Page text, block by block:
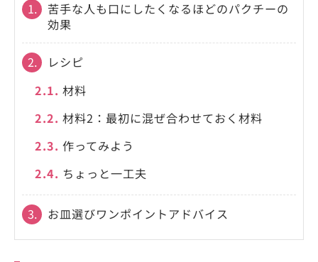
1.
苦手な人も口にしたくなるほどのパクチーの
効果
2.
レシピ
2.1. 材料
2.2. 材料2：最初に混ぜ合わせておく材料
2.3. 作ってみよう
2.4. ちょっと一工夫
3. お皿選びワンポイントアドバイス